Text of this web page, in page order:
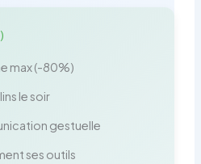
max (-80%)
le soir
gestuelle
ses outils